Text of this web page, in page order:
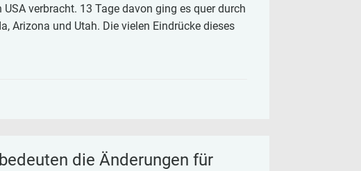
verbracht. 13 Tage davon ging es quer durch
Arizona und Utah. Die vielen Eindrücke dieses
die Änderungen für